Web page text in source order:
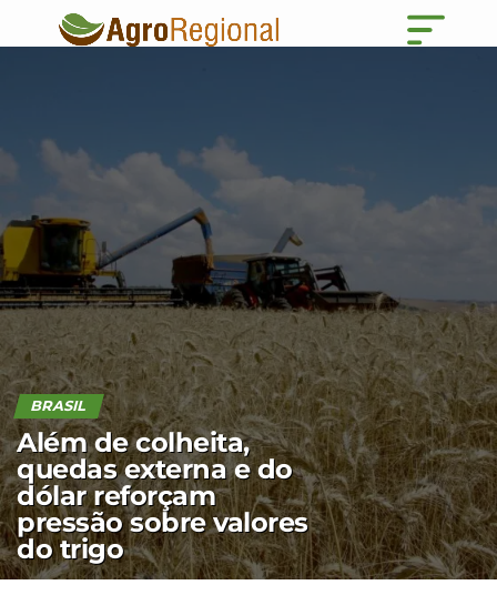
BRASIL
Além de colheita,
quedas externa e do
dólar reforçam
pressão sobre valores
do trigo